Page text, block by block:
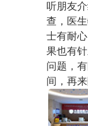
听朋友
查，医
士有耐
果也有
问题，
间，再